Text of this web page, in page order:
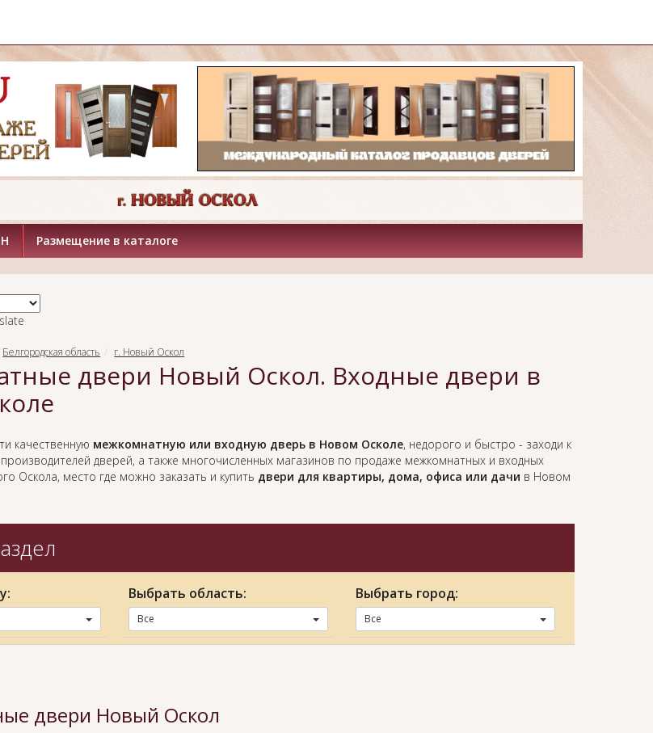
Размещение в каталоге
Белгородская область г. Новый Оскол
двери Новый Оскол. Входные двери в
качественную межкомнатную или входную дверь в Новом Осколе, недорого и быстро - заходи к
дверей, а также многочисленных магазинов по продаже межкомнатных и входных
Оскола, место где можно заказать и купить двери для квартиры, дома, офиса или дачи в Новом
Выбрать область:
Все
Выбрать город:
Все
двери Новый Оскол